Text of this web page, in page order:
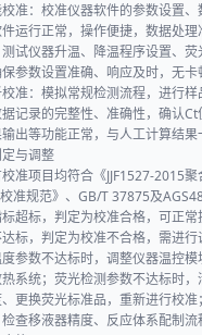
准：校准仪器软件的参数设置
运行正常，操作便捷，数据处理
试仪器升温、降温程序设置、
参数设置准确、响应及时，无卡
准：模拟常规检测流程，进行
记录的完整性、准确性，确认
出等功能正常，与人工计算结果
与调整
准项目均符合《JJF1527-2015
校准规范》、GB/T 37875及
超标，判定为校准合格，可正
标，判定为校准不合格，需进行
参数不达标时，调整仪器温控
系统；荧光检测参数不达标时
更换荧光标准品，重新进行校
查移液器精度、反应体系配制